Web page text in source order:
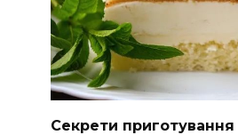
Секрети приготування